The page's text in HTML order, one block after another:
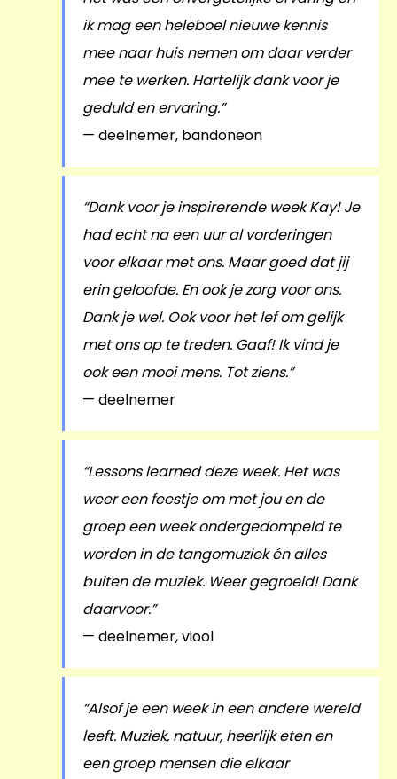
ik mag een heleboel nieuwe kennis
mee naar huis nemen om daar verder
mee te werken. Hartelijk dank voor je
geduld en ervaring.”
— deelnemer, bandoneon
“Dank voor je inspirerende week Kay! Je
had echt na een uur al vorderingen
voor elkaar met ons. Maar goed dat jij
erin geloofde. En ook je zorg voor ons.
Dank je wel. Ook voor het lef om gelijk
met ons op te treden. Gaaf! Ik vind je
ook een mooi mens. Tot ziens.”
— deelnemer
“Lessons learned deze week. Het was
weer een feestje om met jou en de
groep een week ondergedompeld te
worden in de tangomuziek én alles
buiten de muziek. Weer gegroeid! Dank
daarvoor.”
— deelnemer, viool
“Alsof je een week in een andere wereld
leeft. Muziek, natuur, heerlijk eten en
een groep mensen die elkaar